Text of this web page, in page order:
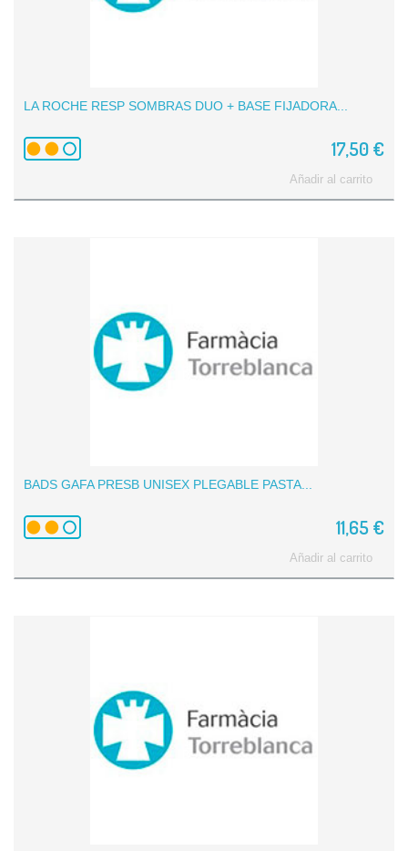
LA ROCHE RESP SOMBRAS DUO + BASE FIJADORA...
17,50 €
Añadir al carrito
BADS GAFA PRESB UNISEX PLEGABLE PASTA...
11,65 €
Añadir al carrito